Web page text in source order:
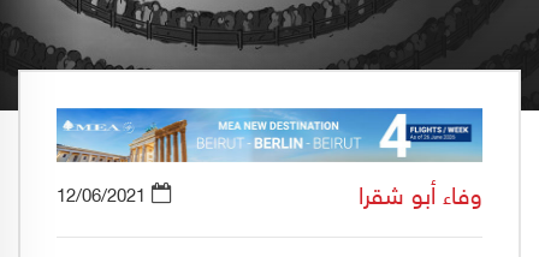
وفاء أبو شقرا 12/06/2021